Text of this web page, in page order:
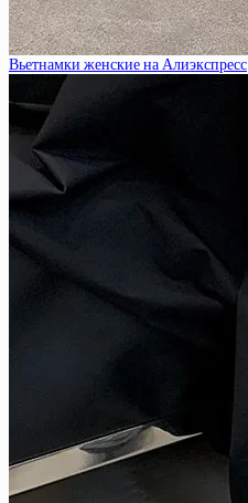
Вьетнамки женские на Алиэкспресс